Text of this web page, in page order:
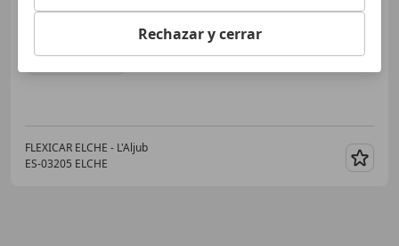
34.000 km
Electro/Gasolina
FLEXICAR ELCHE - L'Aljub
ES-03205 ELCHE
Rechazar y cerrar